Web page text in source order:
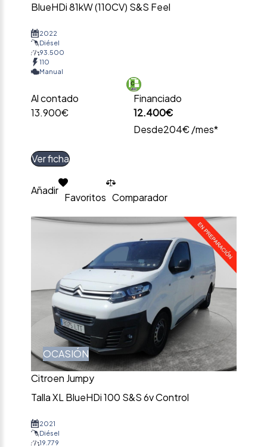
BlueHDi 81kW (110CV) S&S Feel
2022
Diésel
93.500
110
Manual
Al contado
13.900€
Financiado
12.400€
Desde204€ /mes*
Ver ficha
Añadir
Favoritos Comparador
OCASIÓN
Citroen Jumpy
Talla XL BlueHDi 100 S&S 6v Control
2021
Diésel
19.779